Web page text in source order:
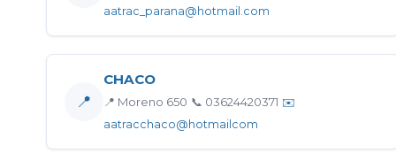
aatrac_parana@hotmail.com
📍
CHACO
📍 Moreno 650 📞 03624420371 ✉️
aatracchaco@hotmailcom